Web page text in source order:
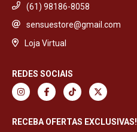
(61) 98186-8058
sensuestore@gmail.com
Loja Virtual
REDES SOCIAIS
RECEBA OFERTAS EXCLUSIVAS!